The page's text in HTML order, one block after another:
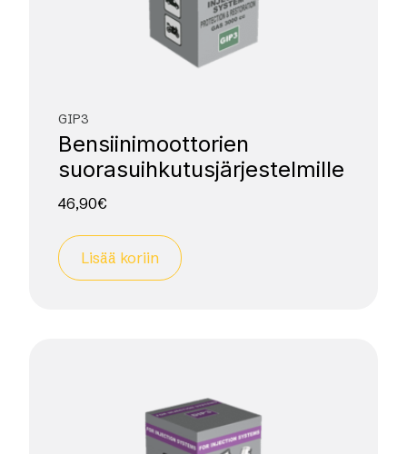
GIP3
Bensiini­moottorien
suorasuihkutus­järjestelmille
46,90€
Lisää koriin